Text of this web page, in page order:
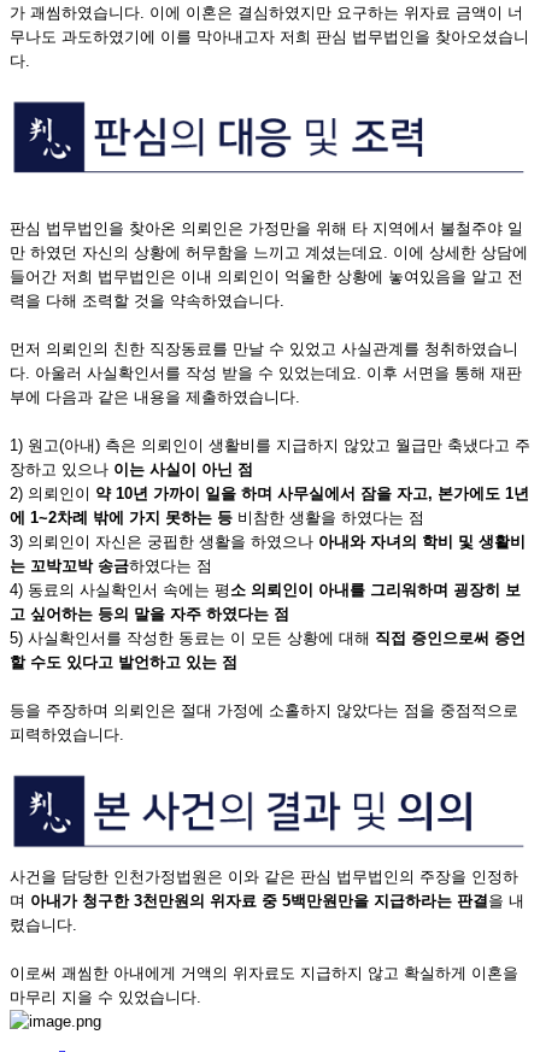
가 괘씸하였습니다. 이에 이혼은 결심하였지만 요구하는 위자료 금액이 너
무나도 과도하였기에 이를 막아내고자 저희 판심 법무법인을 찾아오셨습니
다.
판심 법무법인을 찾아온 의뢰인은 가정만을 위해 타 지역에서 불철주야 일
만 하였던 자신의 상황에 허무함을 느끼고 계셨는데요. 이에 상세한 상담에
들어간 저희 법무법인은 이내 의뢰인이 억울한 상황에 놓여있음을 알고 전
력을 다해 조력할 것을 약속하였습니다.
먼저 의뢰인의 친한 직장동료를 만날 수 있었고 사실관계를 청취하였습니
다. 아울러 사실확인서를 작성 받을 수 있었는데요. 이후 서면을 통해 재판
부에 다음과 같은 내용을 제출하였습니다.
1) 원고(아내) 측은 의뢰인이 생활비를 지급하지 않았고 월급만 축냈다고 주
장하고 있으나 이는 사실이 아닌 점
2) 의뢰인이 약 10년 가까이 일을 하며 사무실에서 잠을 자고, 본가에도 1년
에 1~2차례 밖에 가지 못하는 등 비참한 생활을 하였다는 점
3) 의뢰인이 자신은 궁핍한 생활을 하였으나 아내와 자녀의 학비 및 생활비
는 꼬박꼬박 송금하였다는 점
4) 동료의 사실확인서 속에는 평 소 의뢰인이 아내를 그리워하며 굉장히 보
고 싶어하는 등의 말을 자주 하였다는 점
5) 사실확인서를 작성한 동료는 이 모든 상황에 대해 직접 증인으로써 증언
할 수도 있다고 발언하고 있는 점
등을 주장하며 의뢰인은 절대 가정에 소홀하지 않았다는 점을 중점적으로
피력하였습니다.
사건을 담당한 인천가정법원은 이와 같은 판심 법무법인의 주장을 인정하
며 아내가 청구한 3천만원의 위자료 중 5백만원만을 지급하라는 판결을 내
렸습니다.
이로써 괘씸한 아내에게 거액의 위자료도 지급하지 않고 확실하게 이혼을
마무리 지을 수 있었습니다.